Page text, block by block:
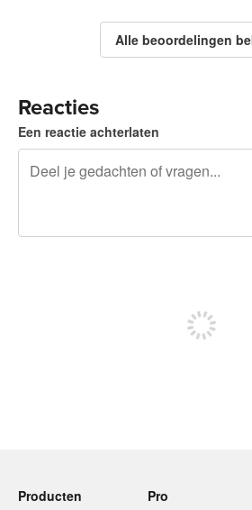
Alle beoordelingen
Reacties
Een reactie achterlaten
Producten
Pro